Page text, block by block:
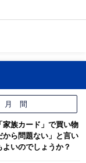
月 間
家族カード」で買い物
から問題ない」と言い
いのでしょうか？